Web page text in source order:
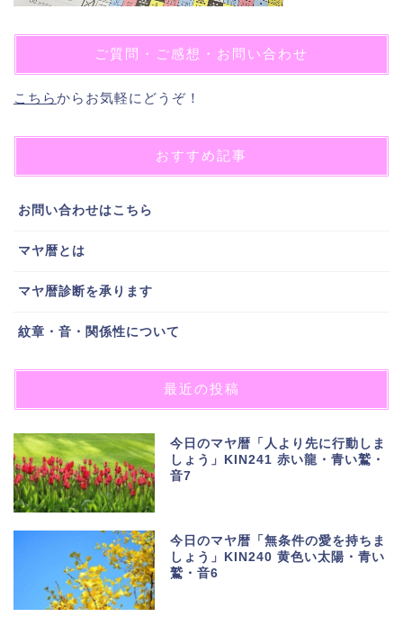
ご質問・ご感想・お問い合わせ
こちらからお気軽にどうぞ！
おすすめ記事
お問い合わせはこちら
マヤ暦とは
マヤ暦診断を承ります
紋章・音・関係性について
最近の投稿
今日のマヤ暦「人より先に行動しま
しょう」KIN241 赤い龍・青い鷲・
音7
今日のマヤ暦「無条件の愛を持ちま
しょう」KIN240 黄色い太陽・青い
鷲・音6